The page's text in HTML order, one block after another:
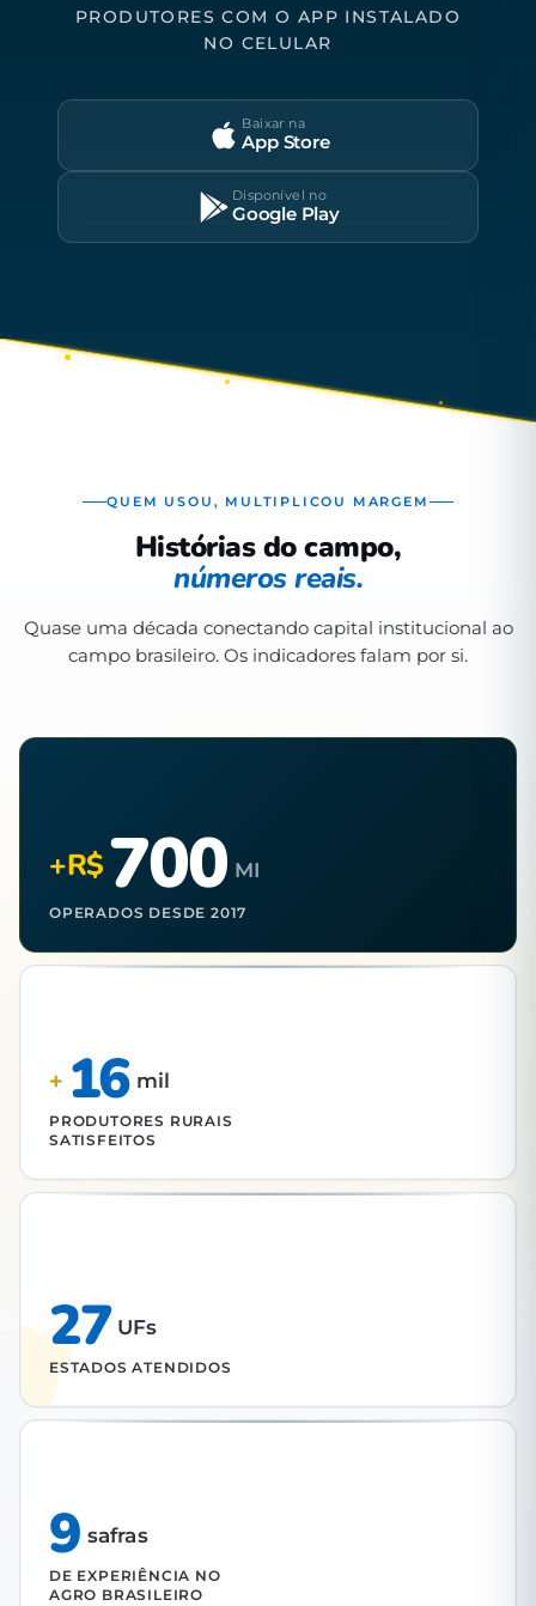
PRODUTORES COM O APP INSTALADO
NO CELULAR
Baixar na
App Store
Disponível no
Google Play
QUEM USOU, MULTIPLICOU MARGEM
Histórias do campo,
números reais.
Quase uma década conectando capital institucional ao
campo brasileiro. Os indicadores falam por si.
+R$700 MI
OPERADOS DESDE 2017
+ 16 mil
PRODUTORES RURAIS
SATISFEITOS
27 UFs
ESTADOS ATENDIDOS
9 safras
DE EXPERIÊNCIA NO
AGRO BRASILEIRO